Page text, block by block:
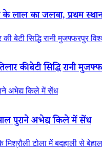
लाल का जलवा, प्रथम स्थान
बेटी सिद्धि रानी मुजफ्फरपुर
की बेटी सिद्धि रानी
अभेद्य किले में सेंध
पुराने अभेद्य किले में सेंध
टोला में बदहाली से